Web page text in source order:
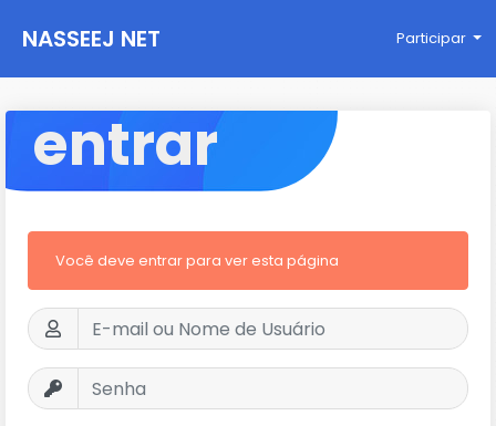
NASSEEJ NET Participar
entrar
Você deve entrar para ver esta página